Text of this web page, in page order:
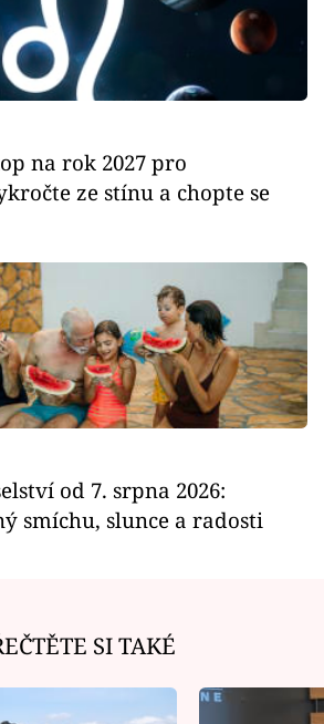
na rok 2027 pro
ze stínu a chopte se
od 7. srpna 2026:
smíchu, slunce a radosti
SI TAKÉ